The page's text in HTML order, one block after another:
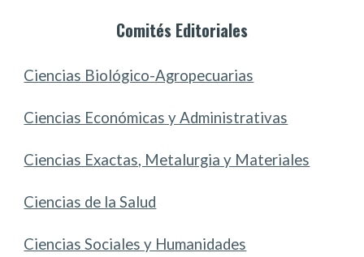
Comités Editoriales
Ciencias Biológico-Agropecuarias
Ciencias Económicas y Administrativas
Ciencias Exactas, Metalurgia y Materiales
Ciencias de la Salud
Ciencias Sociales y Humanidades